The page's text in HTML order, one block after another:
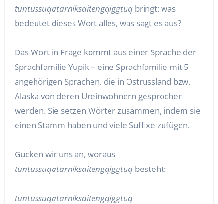
tuntussuqatarniksaitengqiggtuqbringt: was
bedeutet dieses Wort alles, was sagt es aus?
Das Wort in Frage kommt aus einer Sprache der
Sprachfamilie Yupik – eine Sprachfamilie mit 5
angehörigen Sprachen, die in Ostrussland bzw.
Alaska von deren Ureinwohnern gesprochen
werden. Sie setzen Wörter zusammen, indem sie
einen Stamm haben und viele Suffixe zufügen.
Gucken wir uns an, woraus
tuntussuqatarniksaitengqiggtuqbesteht:
tuntussuqatarniksaitengqiggtuq